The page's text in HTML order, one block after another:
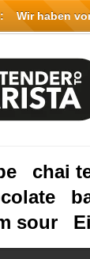
chai
sour
Wir haben